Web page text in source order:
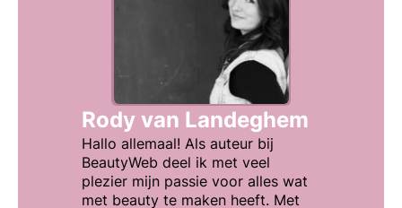
Rody van Landeghem
Hallo allemaal! Als auteur bij
BeautyWeb deel ik met veel
plezier mijn passie voor alles wat
met beauty te maken heeft. Met